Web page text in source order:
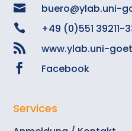
 buero@ylab.uni-
 +49 (0)551 39211-
 www.ylab.uni-
 Facebook
Services